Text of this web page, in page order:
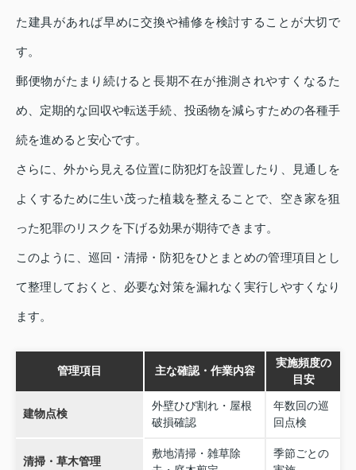
た建具があれば早めに交換や補修を検討することが大切で
す。
郵便物がたまり続けると長期不在が推測されやすくなるた
め、定期的な回収や転送手続、投函物を減らすための各種手
続を進めると安心です。
さらに、外から見える位置に防犯灯を設置したり、見通しを
よくするために生い茂った植栽を整えることで、空き家を狙
った犯罪のリスクを下げる効果が期待できます。
このように、巡回・清掃・防犯をひとまとめの管理項目とし
て整理しておくと、必要な対策を漏れなく実行しやすくなり
ます。
管理項目 主な確認・作業内容
実施頻度の
目安
建物点検
外壁ひび割れ・屋根
破損確認
年数回の巡
回点検
清掃・草木管理
敷地清掃・雑草除
季節ごとの